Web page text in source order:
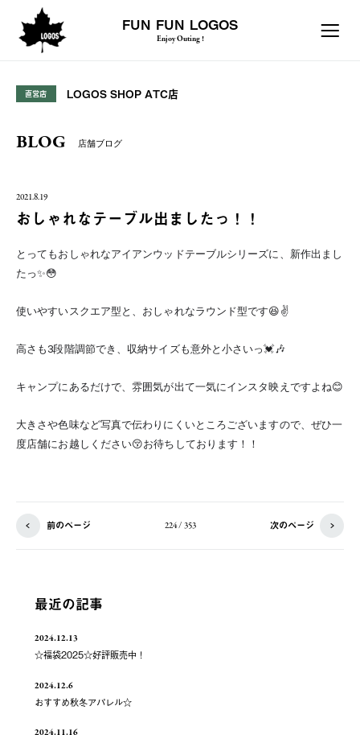
FUN FUN LOGOS
Enjoy Outing !
直営店 LOGOS SHOP ATC店
BLOG 店舗ブログ
2021.8.19
おしゃれなテーブル出ましたっ！！
とってもおしゃれなアイアンウッドテーブルシリーズに、新作出まし
たっ✨😳
使いやすいスクエア型と、おしゃれなラウンド型です😆✌️
高さも3段階調節でき、収納サイズも意外と小さいっ💓🎶
キャンプにあるだけで、雰囲気が出て一気にインスタ映えですよね😊
大きさや色味など写真で伝わりにくいところございますので、ぜひ一
度店舗にお越しください😚お待ちしております！！
前のページ 224 / 353 次のページ
最近の記事
2024.12.13
☆福袋2025☆好評販売中！
2024.12.6
おすすめ秋冬アパレル☆
2024.11.16